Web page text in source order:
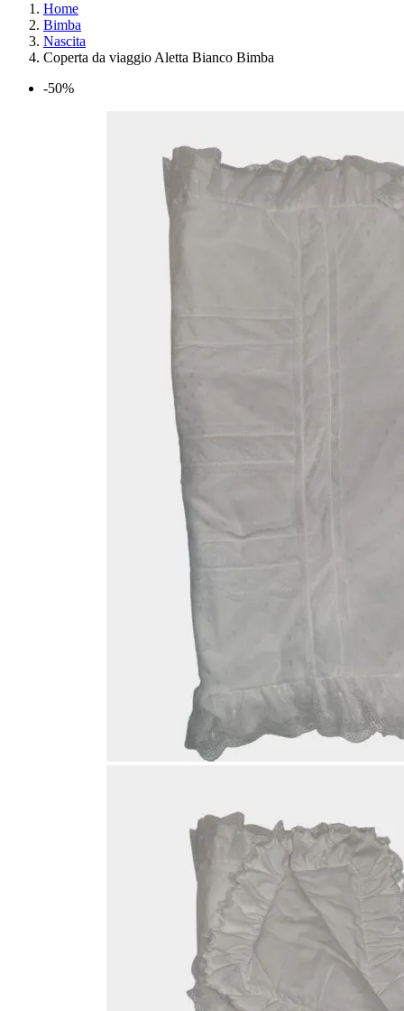
Home
Bimba
Nascita
Coperta da viaggio Aletta Bianco Bimba
-50%